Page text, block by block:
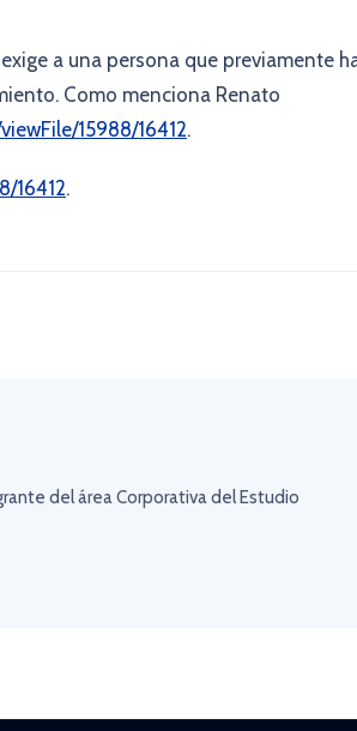
a una persona que previamente
Como menciona Renato
15988/16412.
16412.
del área Corporativa del Estudio